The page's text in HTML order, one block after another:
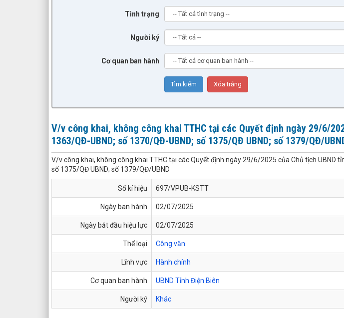
Tình trạng
Người ký
Cơ quan ban hành
V/v công khai, không công khai TTHC tại các Quyết định ngày 29/6/
1363/QĐ-UBND; số 1370/QĐ-UBND; số 1375/QĐ UBND; số 1379/QĐ/
V/v công khai, không công khai TTHC tại các Quyết định ngày 29/6/2025 của Chủ tịch UBND
số 1375/QĐ UBND; số 1379/QĐ/UBND
Số kí hiệu 697/VPUB-KSTT
Ngày ban hành 02/07/2025
Ngày bắt đầu hiệu lực 02/07/2025
Thể loại Công văn
Lĩnh vực Hành chính
Cơ quan ban hành UBND Tỉnh Điện Biên
Người ký Khác